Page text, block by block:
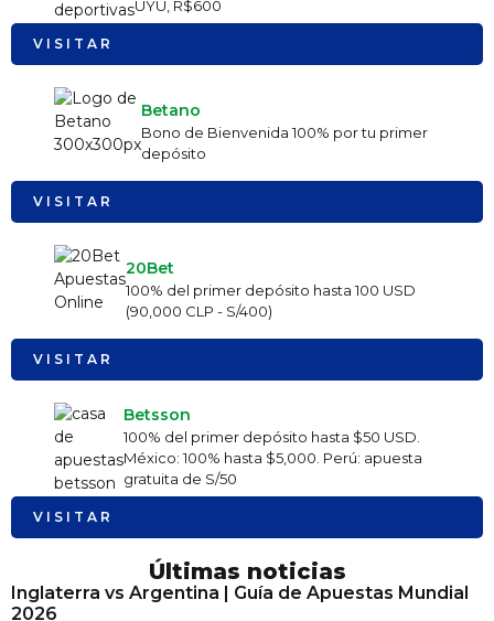
UYU, R$600
VISITAR
Betano
Bono de Bienvenida 100% por tu primer
depósito
VISITAR
20Bet
100% del primer depósito hasta 100 USD
(90,000 CLP - S/400)
VISITAR
Betsson
100% del primer depósito hasta $50 USD.
México: 100% hasta $5,000. Perú: apuesta
gratuita de S/50
VISITAR
Últimas noticias
Inglaterra vs Argentina | Guía de Apuestas Mundial
2026